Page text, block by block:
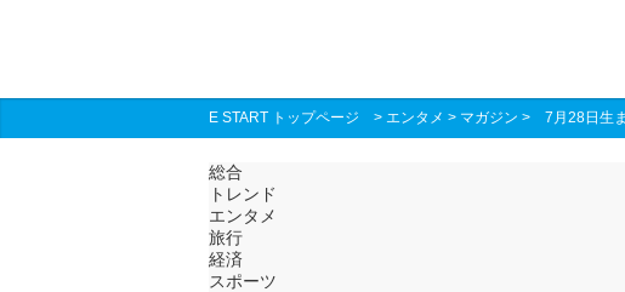
E START トップページ > エンタメ > マガジン > 7月28日生
総合
トレンド
エンタメ
旅行
経済
スポーツ